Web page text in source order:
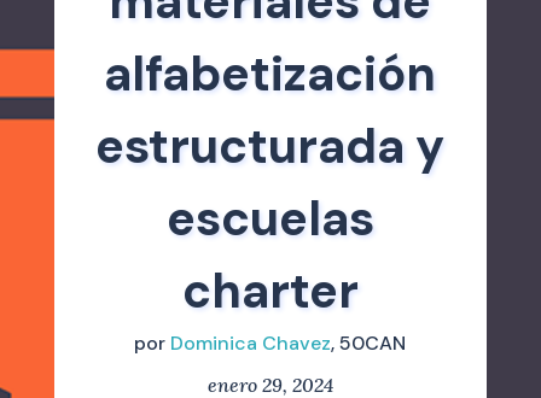
alfabetización
estructurada y
escuelas
charter
por Dominica Chavez, 50CAN
enero 29, 2024